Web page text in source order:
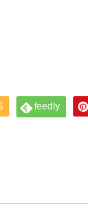
feedly